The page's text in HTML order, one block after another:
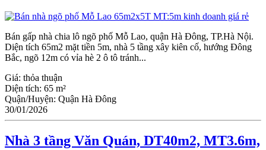
Bán gấp nhà chia lô ngõ phố Mỗ Lao, quận Hà Đông, TP.Hà Nội.
Diện tích 65m2 mặt tiền 5m, nhà 5 tầng xây kiên cố, hướng Đông
Bắc, ngõ 12m có vỉa hè 2 ô tô tránh...
Giá: thỏa thuận
Diện tích: 65 m²
Quận/Huyện: Quận Hà Đông
30/01/2026
Nhà 3 tầng Văn Quán, DT40m2, MT3.6m,